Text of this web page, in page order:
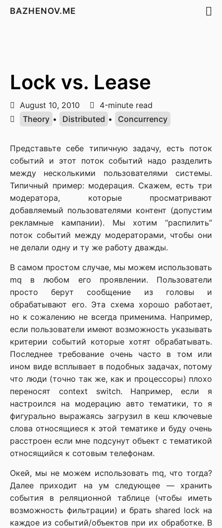
BAZHENOV.ME
Lock vs. Lease
August 10, 2010
4-minute read
Theory • Distributed • Concurrency
Представьте себе типичную задачу, есть поток
событий и этот поток событий надо разделить
между несколькими пользователями системы.
Типичный пример: модерация. Скажем, есть три
модератора, которые просматривают
добавляемый пользователями контент (допустим
рекламные кампании). Мы хотим “распилить”
поток событий между модераторами, чтобы они
не делали одну и ту же работу дважды.
В самом простом случае, мы можем использовать
mq в любом его проявлении. Пользователи
просто берут сообщение из головы и
обрабатывают его. Эта схема хорошо работает,
но к сожалению не всегда применима. Например,
если пользователи имеют возможность указывать
критерии событий которые хотят обрабатывать.
Последнее требование очень часто в том или
ином виде всплывает в подобных задачах, потому
что люди (точно так же, как и процессоры) плохо
переносят context switch. Например, если я
настроился на модерацию авто тематики, то я
фигурально выражаясь загрузил в кеш ключевые
слова относящиеся к этой тематике и буду очень
расстроен если мне подсунут объект с тематикой
относящийся к сотовым телефонам.
Окей, мы не можем использовать mq, что тогда?
Далее приходит на ум следующее — хранить
события в реляционной таблице (чтобы иметь
возможность фильтрации) и брать shared lock на
каждое из событий/объектов при их обработке. В